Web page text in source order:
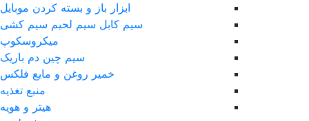
ابزار باز و بسته کردن موبایل
سیم کابل سیم لحیم سیم کشی
ميکروسکوپ
سیم چین دم باریک
خمیر روغن و مایع فلکس
منبع تغذیه
هیتر و هویه